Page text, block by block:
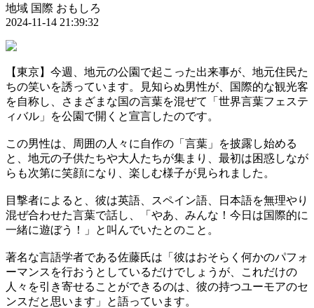
地域 国際 おもしろ
2024-11-14 21:39:32
【東京】今週、地元の公園で起こった出来事が、地元住民た
ちの笑いを誘っています。見知らぬ男性が、国際的な観光客
を自称し、さまざまな国の言葉を混ぜて「世界言葉フェステ
ィバル」を公園で開くと宣言したのです。
この男性は、周囲の人々に自作の「言葉」を披露し始める
と、地元の子供たちや大人たちが集まり、最初は困惑しなが
らも次第に笑顔になり、楽しむ様子が見られました。
目撃者によると、彼は英語、スペイン語、日本語を無理やり
混ぜ合わせた言葉で話し、「やあ、みんな！今日は国際的に
一緒に遊ぼう！」と叫んでいたとのこと。
著名な言語学者である佐藤氏は「彼はおそらく何かのパフォ
ーマンスを行おうとしているだけでしょうが、これだけの
人々を引き寄せることができるのは、彼の持つユーモアのセ
ンスだと思います」と語っています。